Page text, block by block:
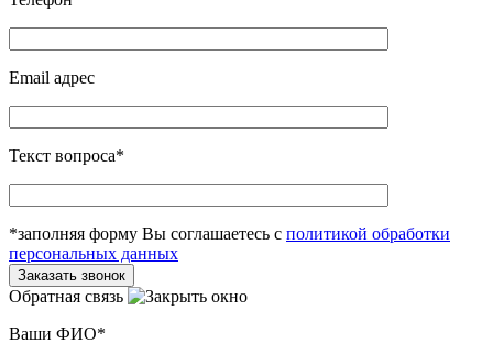
Email адрес
Текст вопроса*
*заполняя форму Вы соглашаетесь с политикой обработки
персональных данных
Обратная связь
Ваши ФИО*